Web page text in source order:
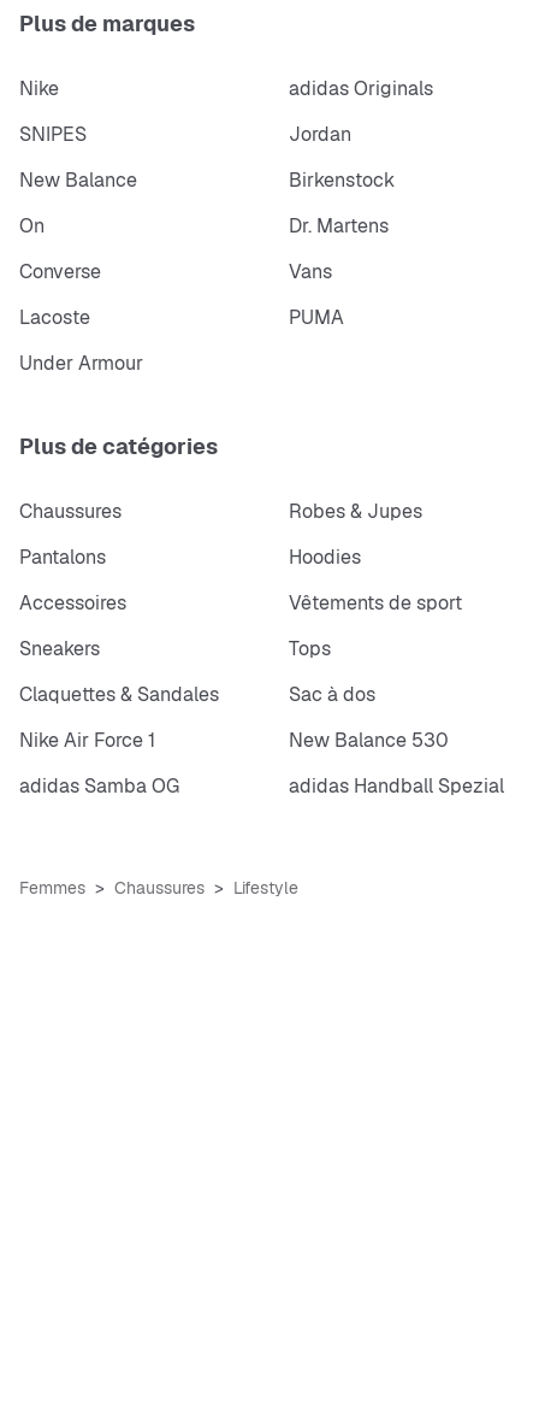
Plus de marques
Nike
adidas Originals
SNIPES
Jordan
New Balance
Birkenstock
On
Dr. Martens
Converse
Vans
Lacoste
PUMA
Under Armour
Plus de catégories
Chaussures
Robes & Jupes
Pantalons
Hoodies
Accessoires
Vêtements de sport
Sneakers
Tops
Claquettes & Sandales
Sac à dos
Nike Air Force 1
New Balance 530
adidas Samba OG
adidas Handball Spezial
Femmes Chaussures Lifestyle